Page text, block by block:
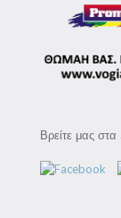
Βρείτε μας